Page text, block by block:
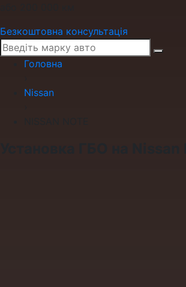
Безкоштовна консультація
Головна
Nissan